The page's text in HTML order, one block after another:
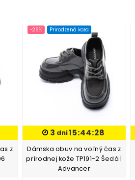
z
-26% Prirodzená koža
3 dni15:44:27
Dámska obuv na voľný čas z
prírodnej kože TP191-2 Šedá |
Advancer